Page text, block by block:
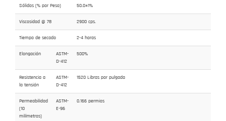
Sólidos (% por Peso) 50.0±1%
Viscosidad @ 78 2900 cps.
Tiempo de secado 2-4 horas
Elongación
ASTM-
D-412
500%
Resistencia a
la tensión
ASTM-
D-412
1520 Libras por pulgada
Permeabilidad
(10
milímetros)
ASTM-
E-96
0.166 permios